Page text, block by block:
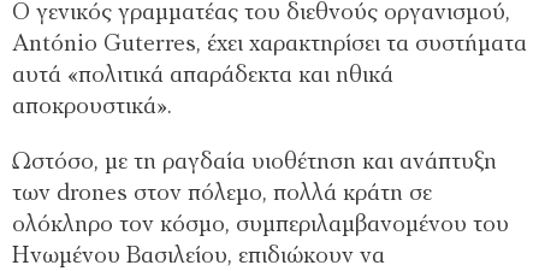
Ο γενικός γραμματέας του διεθνούς οργανισμού,
António Guterres, έχει χαρακτηρίσει τα συστήματα
αυτά «πολιτικά απαράδεκτα και ηθικά
αποκρουστικά».
Ωστόσο, με τη ραγδαία υιοθέτηση και ανάπτυξη
των drones στον πόλεμο, πολλά κράτη σε
ολόκληρο τον κόσμο, συμπεριλαμβανομένου του
Ηνωμένου Βασιλείου, επιδιώκουν να